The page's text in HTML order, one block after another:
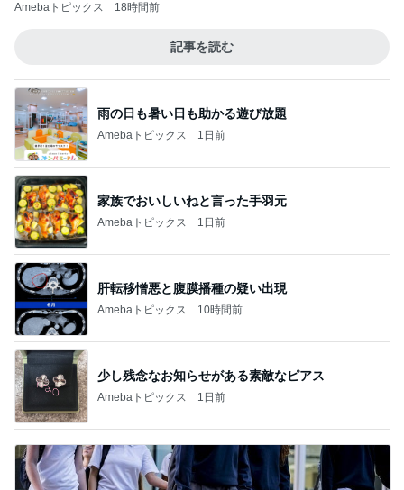
Amebaトピックス 18時間前
記事を読む
雨の日も暑い日も助かる遊び放題
Amebaトピックス 1日前
家族でおいしいねと言った手羽元
Amebaトピックス 1日前
肝転移憎悪と腹膜播種の疑い出現
Amebaトピックス 10時間前
少し残念なお知らせがある素敵なピアス
Amebaトピックス 1日前